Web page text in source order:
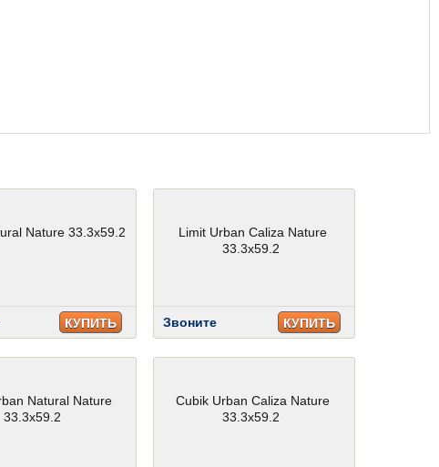
Nature 33.3x59.2
КУПИТЬ
Limit Urban Caliza Nature
33.3x59.2
Звоните КУПИТЬ
Natural Nature
33.3x59.2
Cubik Urban Caliza Nature
33.3x59.2